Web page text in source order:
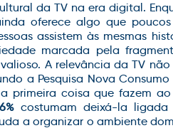
da TV na era digital.
oferece algo que
assistem às mesmas
marcada pela
A relevância da TV
a Pesquisa Nova Consumo
primeira coisa que fazem
costumam deixá-la
a organizar o ambiente